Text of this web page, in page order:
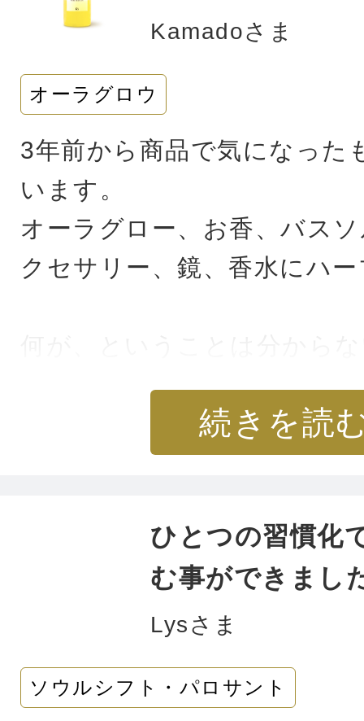
Kamadoさま
オーラグロウ
3年前から商品で気になった
います。
オーラグロー、お香、バス
クセサリー、鏡、香水にハ
収入が1.5倍になりました。
そして、考えてもみなかっ
プチではなく、かなりドラ
動いたと思います。
す。
続きを読
ひとつの習慣化
む事ができまし
Lysさま
ソウルシフト・パロサント